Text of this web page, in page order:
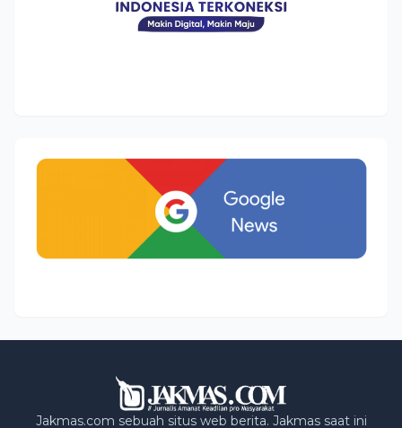
Jakmas.com sebuah situs web berita. Jakmas saat ini